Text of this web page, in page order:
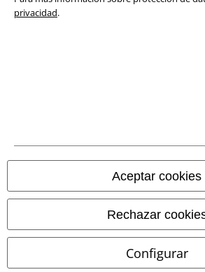
privacidad.
Aceptar cookies
Rechazar
Configurar
Información sobre accesibilidad
Tiendas EMP online
EMP International